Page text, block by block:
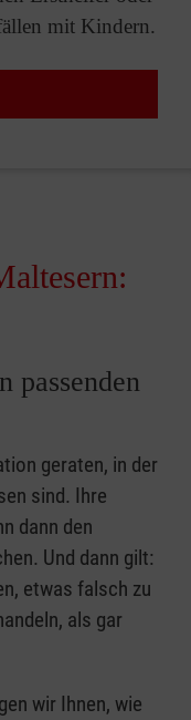
mit Kindern.
passenden
geraten, in der
sind. Ihre
dann den
Und dann gilt:
etwas falsch zu
als gar
wir Ihnen, wie